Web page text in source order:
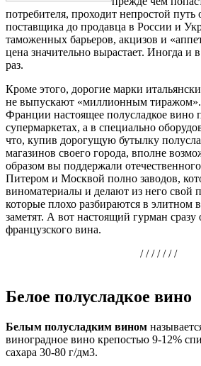
потребителя, проходит непростой путь
поставщика до продавца в России и
таможенных барьеров, акцизов и
цена значительно вырастает. Иногда и
раз.
Кроме этого, дорогие марки
не выпускают «миллионным
Франции настоящее полусладкое вино
супермаркетах, а в специально
что, купив дорогущую бутылку
магазинов своего города, вполне
образом вы поддержали
Питером и Москвой полно заводов,
виноматериалы и делают из него свой
которые плохо разбираются в элитном
заметят. А вот настоящий гурман
французского вина.
/ / / / / / /
Белое полусладкое вино
Белым полусладким вином
виноградное вино крепостью 9-12%
сахара 30-80 г/дм3.